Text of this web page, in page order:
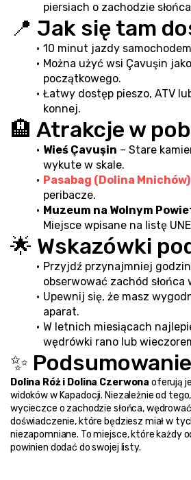
piersiach o zachodzie
📍 Jak się tam
10 minut jazdy
Można użyć wsi Çavuşin
początkowego.
Łatwy dostęp pieszo, ATV
konnej.
🏨 Atrakcje w
Wieś Çavuşin – Stare
wykute w skale.
Pasabag (Dolina Mnichów)
peribacze.
Muzeum na Wolnym
Miejsce wpisane na listę
🌟 Wskazówki
Przyjdź przynajmniej
obserwować zachód słońca
Upewnij się, że masz
aparat.
W letnich miesiącach
wędrówki rano lub
✨ Podsumowanie
Dolina Róż i Dolina Czerwona oferują
widoków w Kapadocji. Niezależnie od
wycieczce o zachodzie słońca,
doświadczenie, które będziesz miał w
niezapomniane. To miejsce, które każdy
powinien dodać do swojej listy.